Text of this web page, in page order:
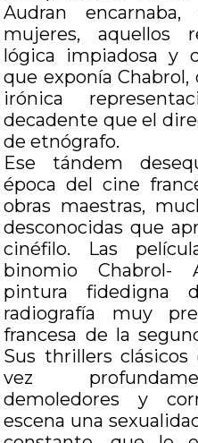
Audran
mujeres, aquellos
lógica impiadosa y
que exponía
irónica
decadente que el
de etnógrafo.
Ese tándem
época del cine
obras maestras,
desconocidas que
cinéfilo. Las
binomio Chabrol-
pintura fidedigna
radiografía muy
francesa de la
Sus thrillers
vez
demoledores y
escena una